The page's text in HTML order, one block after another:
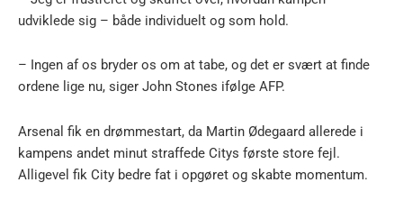
udviklede sig – både individuelt og som hold.
– Ingen af os bryder os om at tabe, og det er svært at finde
ordene lige nu, siger John Stones ifølge AFP.
Arsenal fik en drømmestart, da Martin Ødegaard allerede i
kampens andet minut straffede Citys første store fejl.
Alligevel fik City bedre fat i opgøret og skabte momentum.